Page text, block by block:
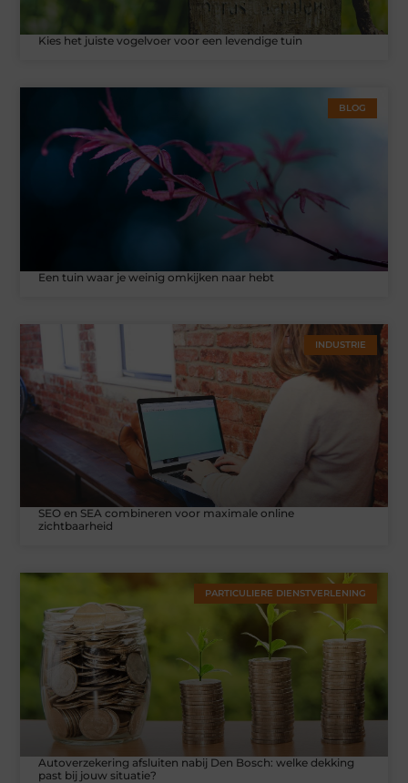
Kies het juiste vogelvoer voor een levendige tuin
BLOG
Een tuin waar je weinig omkijken naar hebt
INDUSTRIE
SEO en SEA combineren voor maximale online
zichtbaarheid
PARTICULIERE DIENSTVERLENING
Autoverzekering afsluiten nabij Den Bosch: welke dekking
past bij jouw situatie?